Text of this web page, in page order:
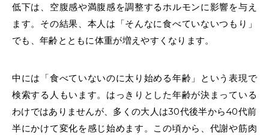
低下は、空腹感や満腹感を調整するホルモンに影響を与え
ます。その結果、本人は「そんなに食べていないつもり」
でも、年齢とともに体重が増えやすくなります。
中には「食べていないのに太り始める年齢」という表現で
検索する人もいます。はっきりとした年齢が決まっている
わけではありませんが、多くの大人は30代後半から40代前
半にかけて変化を感じ始めます。この頃から、代謝や筋肉